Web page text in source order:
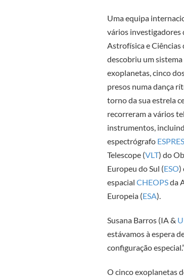
Uma equipa
vários
Astrofísica e Ciências
descobriu um sistema
exoplanetas, cinco
presos numa dança
torno da sua estrela
recorreram a vários
instrumentos,
espectrógrafo
Telescope (VLT) do
Europeu do Sul (ESO)
espacial CHEOPSda
Europeia (ESA).
Susana Barros (IA &
estávamos à espera
configuração especial.”
O cinco exoplanetas